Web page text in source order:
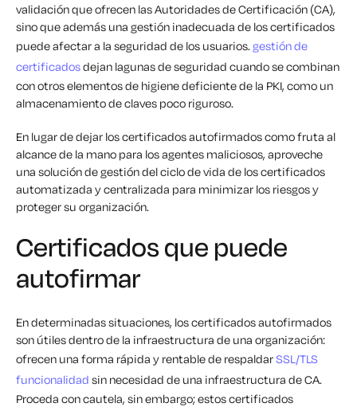
validación que ofrecen las Autoridades de Certificación (CA),
sino que además una gestión inadecuada de los certificados
puede afectar a la seguridad de los usuarios. gestión de
certificadosdejan lagunas de seguridad cuando se combinan
con otros elementos de higiene deficiente de la PKI, como un
almacenamiento de claves poco riguroso.
En lugar de dejar los certificados autofirmados como fruta al
alcance de la mano para los agentes maliciosos, aproveche
una solución de gestión del ciclo de vida de los certificados
automatizada y centralizada para minimizar los riesgos y
proteger su organización.
Certificados que puede
autofirmar
En determinadas situaciones, los certificados autofirmados
son útiles dentro de la infraestructura de una organización:
ofrecen una forma rápida y rentable de respaldarSSL/TLS
funcionalidad sin necesidad de una infraestructura de CA.
Proceda con cautela, sin embargo; estos certificados